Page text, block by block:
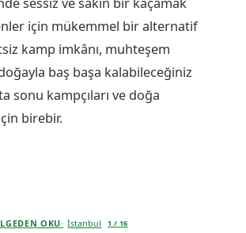
için mükemmel bir alternatif
kamp imkânı, muhteşem
baş başa kalabileceğiniz
sonu kampçıları ve doğa
birebir.
OKU İstanbul 1 / 16